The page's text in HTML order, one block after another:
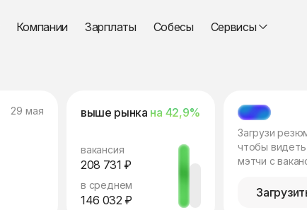
Компании Зарплаты Собесы Сервисы
29 мая выше рынка на 42,9%
вакансия
208 731 ₽
в среднем
146 032 ₽
МЭТЧ
Загрузи
чтобы видеть
мэтчи с